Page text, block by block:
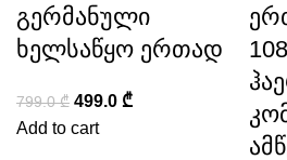
გერმანული
ხელსაწყო ერთად
799.0₾ 499.0 ₾
Add to cart